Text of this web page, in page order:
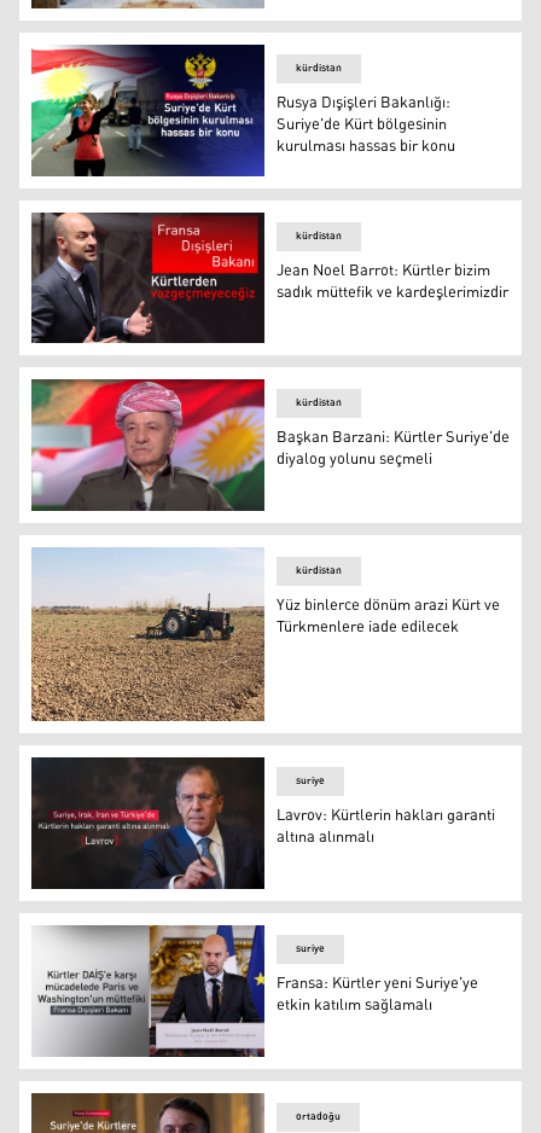
İddia: Yeni Suriye Hükümetinde Kürtler dahil tüm
Rusya Dışişleri Bakanlığı: Suriye'de Kürt bölgesinin
kürdistan
Rusya Dışişleri Bakanlığı:
Suriye'de Kürt bölgesinin
kurulması hassas bir konu
Jean Noel Barrot: Kürtler bizim sadık müttefik ve
kürdistan
Jean Noel Barrot: Kürtler bizim
sadık müttefik ve kardeşlerimizdir
Başkan Barzani: Kürtler Suriye'de diyalog yolunu
kürdistan
Başkan Barzani: Kürtler Suriye'de
diyalog yolunu seçmeli
Yüz binlerce dönüm arazi Kürt ve Türkmenlere iade
kürdistan
Yüz binlerce dönüm arazi Kürt ve
Türkmenlere iade edilecek
Rusya Dışişleri Bakanı Sergey Lavrov
suriye
Lavrov: Kürtlerin hakları garanti
altına alınmalı
Fransa: Kürtler yeni Suriye'ye etkin katılım sağlamalı
suriye
Fransa: Kürtler yeni Suriye'ye
etkin katılım sağlamalı
ortadoğu